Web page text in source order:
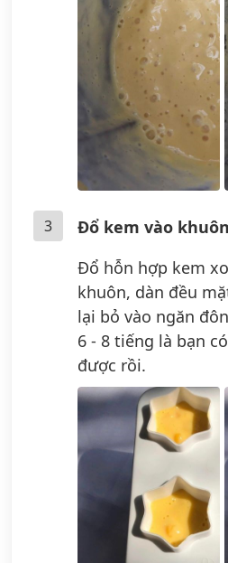
3
Đổ kem vào khuôn
Đổ hỗn hợp kem
khuôn, dàn đều
lại bỏ vào ngăn
6 - 8 tiếng là bạn
được rồi.